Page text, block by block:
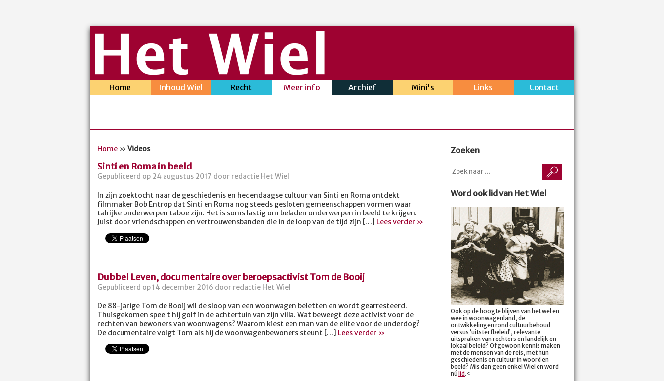
Home Inhoud Wiel Recht Meer info Archief Mini's Links Contact
Home » Videos
Sinti en Roma in beeld
Gepubliceerd op 24 augustus 2017 door redactie Het Wiel
In zijn zoektocht naar de geschiedenis en hedendaagse cultuur van Sinti en Roma ontdekt
filmmaker Bob Entrop dat Sinti en Roma nog steeds gesloten gemeenschappen vormen waar
talrijke onderwerpen taboe zijn. Het is soms lastig om beladen onderwerpen in beeld te krijgen.
Juist door vriendschappen en vertrouwensbanden die in de loop van de tijd zijn […] Lees verder »
Dubbel Leven, documentaire over beroepsactivist Tom de Booij
Gepubliceerd op 14 december 2016 door redactie Het Wiel
De 88-jarige Tom de Booij wil de sloop van een woonwagen beletten en wordt gearresteerd.
Thuisgekomen speelt hij golf in de achtertuin van zijn villa. Wat beweegt deze activist voor de
rechten van bewoners van woonwagens? Waarom kiest een man van de elite voor de underdog?
De documentaire volgt Tom als hij de woonwagenbewoners steunt […] Lees verder »
Zoeken
Word ook lid van Het Wiel
Ook op de hoogte blijven van het wel en
wee in woonwagenland, de
ontwikkelingen rond cultuurbehoud
versus ‘uitsterfbeleid’, relevante
uitspraken van rechters en landelijk en
lokaal beleid? Of gewoon kennis maken
met de mensen van de reis, met hun
geschiedenis en cultuur in woord en
beeld? Mis dan geen enkel Wiel en word
nú lid.<